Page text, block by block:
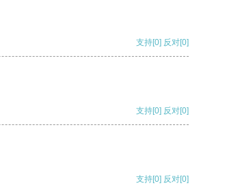
支持[0] 反对[0]
支持[0] 反对[0]
支持[0] 反对[0]